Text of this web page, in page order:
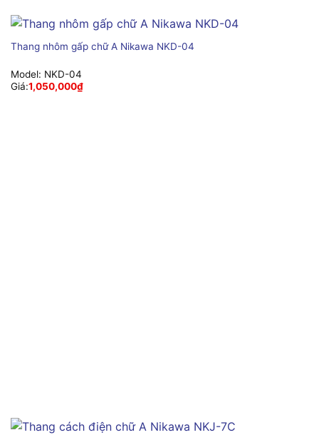
Thang nhôm gấp chữ A Nikawa NKD-04
Model: NKD-04
Giá:1,050,000₫